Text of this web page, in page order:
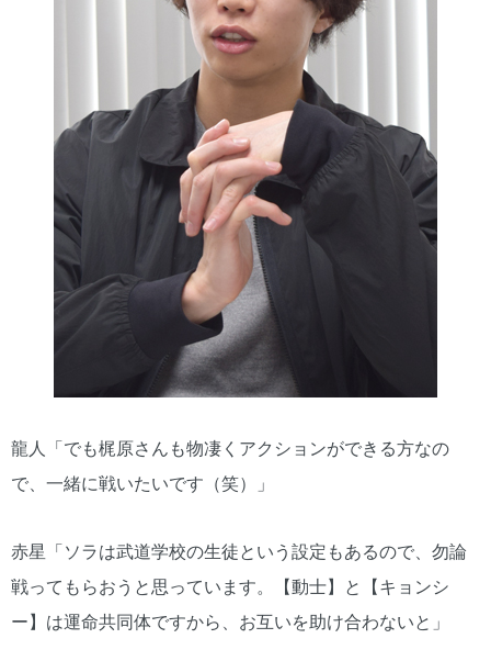
龍人「でも梶原さんも物凄くアクションができる方なの
で、一緒に戦いたいです（笑）」
赤星「ソラは武道学校の生徒という設定もあるので、勿論
戦ってもらおうと思っています。【動士】と【キョンシ
ー】は運命共同体ですから、お互いを助け合わないと」